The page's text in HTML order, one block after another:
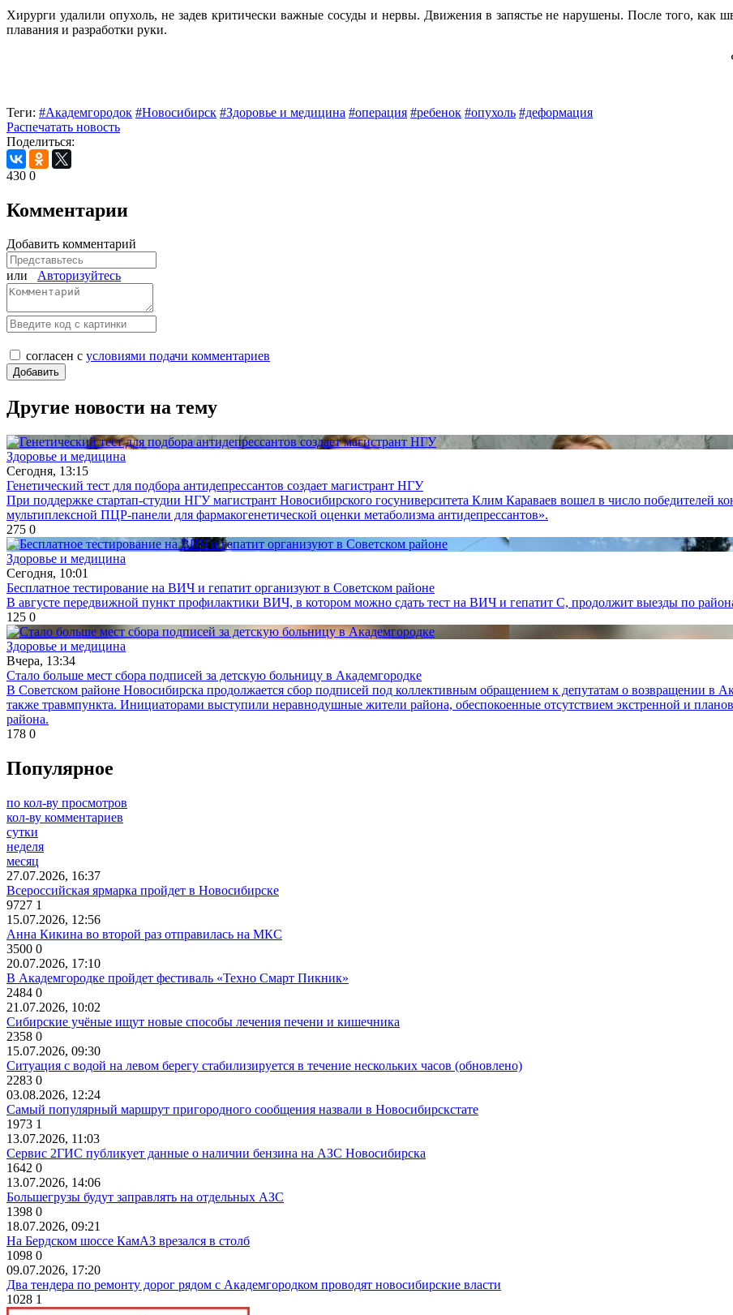
Хирурги удалили опухоль, не задев критически важные сосуды и нервы. Движения в запястье не нарушены. После того, как
плавания и разработки руки.
Теги: #Академгородок #Новосибирск #Здоровье и медицина #операция #ребенок #опухоль #деформация
Распечатать новость
Поделиться:
430 0
Комментарии
Добавить комментарий
или Авторизуйтесь
согласен с условиями подачи комментариев
Другие новости на тему
Здоровье и медицина
Сегодня, 13:15
Генетический тест для подбора антидепрессантов создает магистрант НГУ
При поддержке стартап-студии НГУ магистрант Новосибирского госуниверситета Клим Караваев вошел в число победителей
мультиплексной ПЦР-панели для фармакогенетической оценки метаболизма антидепрессантов».
275 0
Здоровье и медицина
Сегодня, 10:01
Бесплатное тестирование на ВИЧ и гепатит организуют в Советском районе
В августе передвижной пункт профилактики ВИЧ, в котором можно сдать тест на ВИЧ и гепатит С, продолжит выезды по
125 0
Здоровье и медицина
Вчера, 13:34
Стало больше мест сбора подписей за детскую больницу в Академгородке
В Советском районе Новосибирска продолжается сбор подписей под коллективным обращением к депутатам о возвращении в
также травмпункта. Инициаторами выступили неравнодушные жители района, обеспокоенные отсутствием экстренной и
района.
178 0
Популярное
по кол-ву просмотров
кол-ву комментариев
сутки
неделя
месяц
27.07.2026, 16:37
Всероссийская ярмарка пройдет в Новосибирске
9727 1
15.07.2026, 12:56
Анна Кикина во второй раз отправилась на МКС
3500 0
20.07.2026, 17:10
В Академгородке пройдет фестиваль «Техно Смарт Пикник»
2484 0
21.07.2026, 10:02
Сибирские учёные ищут новые способы лечения печени и кишечника
2358 0
15.07.2026, 09:30
Ситуация с водой на левом берегу стабилизируется в течение нескольких часов (обновлено)
2283 0
03.08.2026, 12:24
Самый популярный маршрут пригородного сообщения назвали в Новосибирскстате
1973 1
13.07.2026, 11:03
Сервис 2ГИС публикует данные о наличии бензина на АЗС Новосибирска
1642 0
13.07.2026, 14:06
Большегрузы будут заправлять на отдельных АЗС
1398 0
18.07.2026, 09:21
На Бердском шоссе КамАЗ врезался в столб
1098 0
09.07.2026, 17:20
Два тендера по ремонту дорог рядом с Академгородком проводят новосибирские власти
1028 1